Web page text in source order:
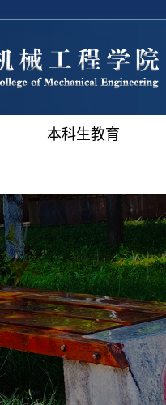
本科生教育